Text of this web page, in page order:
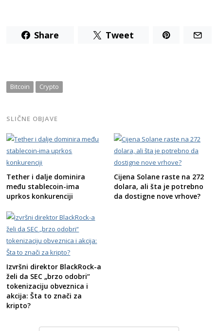
Share Tweet
Bitcoin Crypto
SLIČNE OBJAVE
Tether i dalje dominira
među stablecoin-ima
uprkos konkurenciji
Cijena Solane raste na 272
dolara, ali šta je potrebno
da dostigne nove vrhove?
Izvršni direktor BlackRock-a
želi da SEC „brzo odobri“
tokenizaciju obveznica i
akcija: Šta to znači za
kripto?